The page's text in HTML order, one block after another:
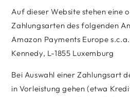
Auf dieser Website stehen eine
Zahlungsarten des folgenden
Amazon Payments Europe
Kennedy, L-1855 Luxemburg
Bei Auswahl einer Zahlungsart
in Vorleistung gehen (etwa